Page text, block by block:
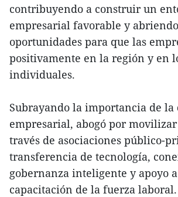
contribuyendo a construir un
empresarial favorable y abriendo
oportunidades para que las
positivamente en la región y en
individuales.
Subrayando la importancia de
empresarial, abogó por
través de asociaciones público-
transferencia de tecnología,
gobernanza inteligente y apoyo
capacitación de la fuerza laboral.